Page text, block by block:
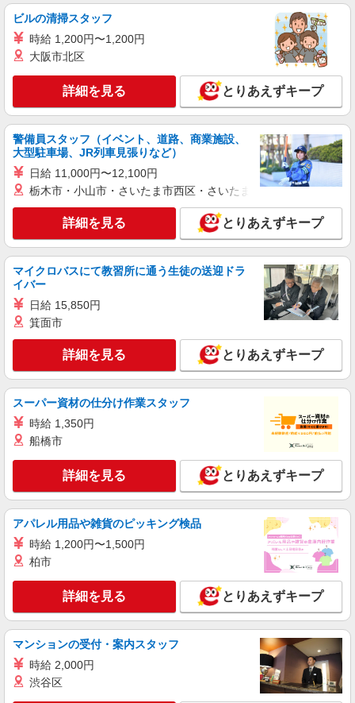
紹介予定派遣
株式会社パソナ・東京キャリアセンター/KT6001115850
NEW
時給1900円 ★交通費規定に基づき交通費支給
東京都中央区（人形町駅）
キープ 詳細を見る
派遣社員
株式会社パソナ・東京キャリアセンター/KT600115998603
NEW
経理/一般事務/データ入力
月給255200円 ★交通費規定に基づき交通費支
東京都中央区（東京駅）
キープ 詳細を見る
株式会社パソナ・東京キャリアセンター/KT6001179165
NEW
人事労務/一般事務
月給282500円 ★交通費規定に基づき交通費支
給
東京都中央区（都営大江戸線勝どき駅）
キープ 詳細を見る
派遣社員
株式会社パソナ・東京キャリアセンター/KT600117912601
NEW
人事労務/一般事務
月給290200円 ★交通費規定に基づき交通費支
東京都中央区（都営浅草線宝町駅）
キープ 詳細を見る
派遣社員
株式会社パソナ・東京キャリアセンター/KT600117840801
NEW
ビルの清掃スタッフ
時給 1,200円〜1,200円
大阪市北区
詳細を見る とりあえずキープ
警備員スタッフ（イベント、道路、商業施設、
大型駐車場、JR列車見張りなど）
日給 11,000円〜12,100円
栃木市・小山市・さいたま市西区・さいたま市岩槻区・久喜市・
詳細を見る とりあえずキープ
マイクロバスにて教習所に通う生徒の送迎ドラ
イバー
日給 15,850円
箕面市
詳細を見る とりあえずキープ
スーパー資材の仕分け作業スタッフ
時給 1,350円
船橋市
詳細を見る とりあえずキープ
アパレル用品や雑貨のピッキング検品
時給 1,200円〜1,500円
柏市
詳細を見る とりあえずキープ
マンションの受付・案内スタッフ
時給 2,000円
渋谷区